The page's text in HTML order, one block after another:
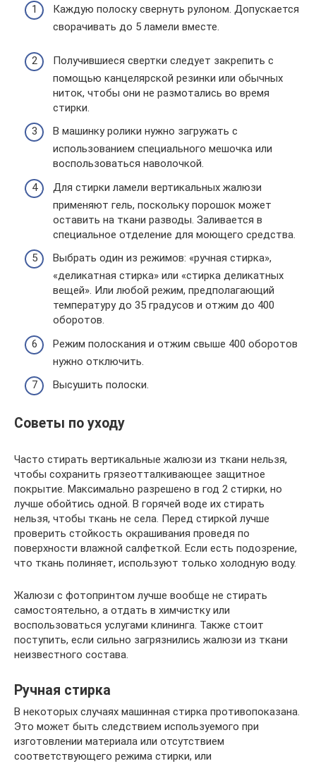
Каждую полоску свернуть рулоном. Допускается
сворачивать до 5 ламели вместе.
Получившиеся свертки следует закрепить с
помощью канцелярской резинки или обычных
ниток, чтобы они не размотались во время
стирки.
В машинку ролики нужно загружать с
использованием специального мешочка или
воспользоваться наволочкой.
Для стирки ламели вертикальных жалюзи
применяют гель, поскольку порошок может
оставить на ткани разводы. Заливается в
специальное отделение для моющего средства.
Выбрать один из режимов: «ручная стирка»,
«деликатная стирка» или «стирка деликатных
вещей». Или любой режим, предполагающий
температуру до 35 градусов и отжим до 400
оборотов.
Режим полоскания и отжим свыше 400 оборотов
нужно отключить.
Высушить полоски.
Советы по уходу
Часто стирать вертикальные жалюзи из ткани нельзя,
чтобы сохранить грязеотталкивающее защитное
покрытие. Максимально разрешено в год 2 стирки, но
лучше обойтись одной. В горячей воде их стирать
нельзя, чтобы ткань не села. Перед стиркой лучше
проверить стойкость окрашивания проведя по
поверхности влажной салфеткой. Если есть подозрение,
что ткань полиняет, используют только холодную воду.
Жалюзи с фотопринтом лучше вообще не стирать
самостоятельно, а отдать в химчистку или
воспользоваться услугами клининга. Также стоит
поступить, если сильно загрязнились жалюзи из ткани
неизвестного состава.
Ручная стирка
В некоторых случаях машинная стирка противопоказана.
Это может быть следствием используемого при
изготовлении материала или отсутствием
соответствующего режима стирки, или